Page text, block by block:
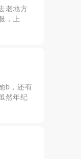
老地方
，上
我点
师都
b，还有
然年纪
会唠